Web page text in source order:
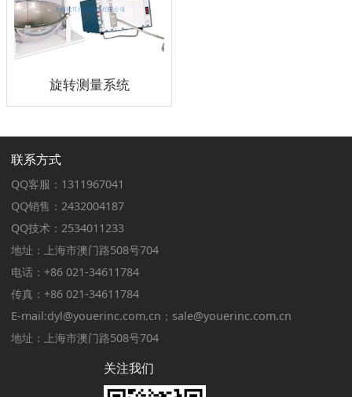
旋转测量系统
联系方式
QQ客服：1311967041
QQ销售：2432004187
QQ技术：2534011233
地址：上海市澳门路508号704
电话：+86 021-34611784
传真：+86 021-34611784
E-mail:dyl@youerinc.com.cn；sale@youerinc.com.cn
地址：上海市澳门路508号704
关注我们